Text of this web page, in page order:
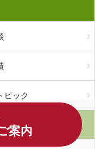
案内
ピック